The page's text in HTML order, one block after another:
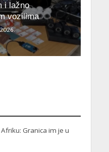
i lažno
vozilima
Granica im je u